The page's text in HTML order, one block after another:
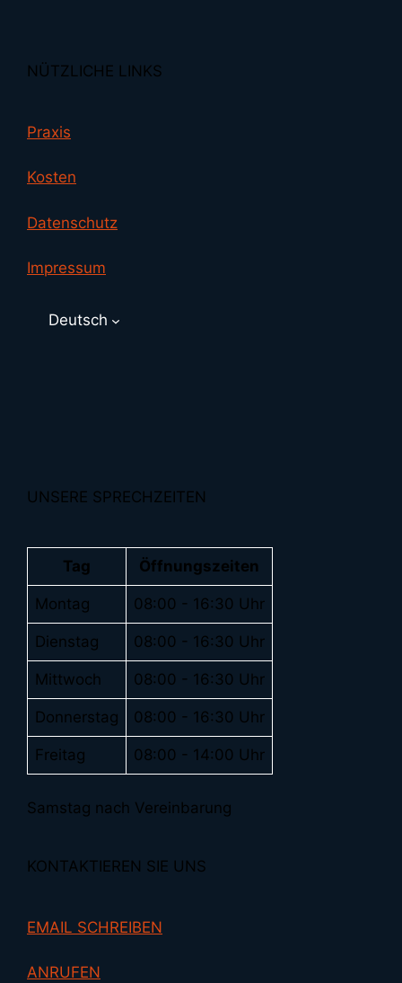
NÜTZLICHE LINKS
Praxis
Kosten
Datenschutz
Impressum
Deutsch
UNSERE SPRECHZEITEN
Tag Öffnungszeiten
Montag 08:00 - 16:30 Uhr
Dienstag 08:00 - 16:30 Uhr
Mittwoch 08:00 - 16:30 Uhr
Donnerstag 08:00 - 16:30 Uhr
Freitag 08:00 - 14:00 Uhr
Samstag nach Vereinbarung
KONTAKTIEREN SIE UNS
EMAIL SCHREIBEN
ANRUFEN